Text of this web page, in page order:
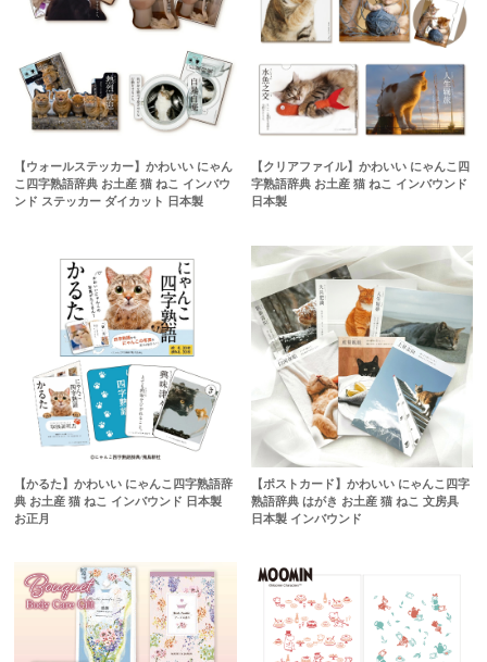
【ウォールステッカー】かわいい にゃん
こ四字熟語辞典 お土産 猫 ねこ インバウ
ンド ステッカー ダイカット 日本製
【クリアファイル】かわいい にゃんこ四
字熟語辞典 お土産 猫 ねこ インバウンド
日本製
【かるた】かわいい にゃんこ四字熟語辞
典 お土産 猫 ねこ インバウンド 日本製
お正月
【ポストカード】かわいい にゃんこ四字
熟語辞典 はがき お土産 猫 ねこ 文房具
日本製 インバウンド